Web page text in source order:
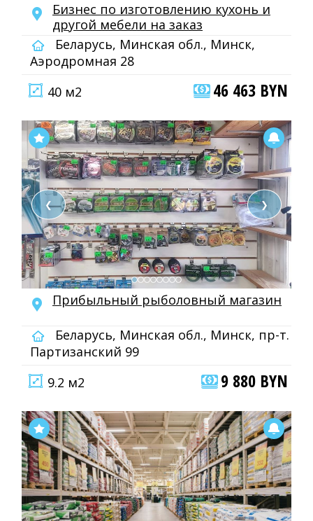
Бизнес по изготовлению кухонь и
другой мебели на заказ
Беларусь, Минская обл., Минск,
Аэродромная 28
40 м2
46 463 BYN
❮ ❯
Прибыльный рыболовный магазин
Беларусь, Минская обл., Минск, пр-т.
Партизанский 99
9.2 м2
9 880 BYN